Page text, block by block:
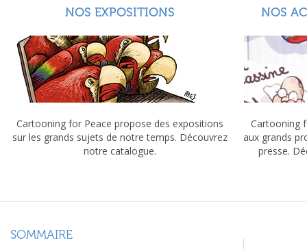
NOS EXPOSITIONS
Cartooning for Peace propose des expositions
sur les grands sujets de notre temps. Découvrez
notre catalogue.
NOS
Cartooning
aux grands
presse.
SOMMAIRE